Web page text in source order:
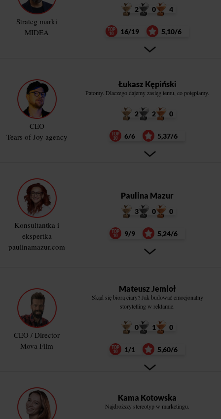
Strateg marki
MIDEA
2 0 4
16/19 5,10/6
CEO
Tears of Joy agency
Łukasz Kępiński
Patomy. Dlaczego dajemy zasięg temu, co potępiamy.
2 2 0
6/6 5,37/6
Konsultantka i
ekspertka
paulinamazur.com
Paulina Mazur
3 0 0
9/9 5,24/6
CEO / Director
Mova Film
Mateusz Jemioł
Skąd się biorą ciary? Jak budować emocjonalny
storytelling w reklamie.
0 1 0
1/1 5,60/6
Kama Kotowska
Najdroższy stereotyp w marketingu.